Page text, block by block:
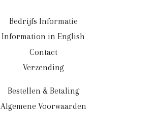
Bedrijfs Informatie
Information in English
Contact
Verzending
Bestellen & Betaling
Algemene Voorwaarden